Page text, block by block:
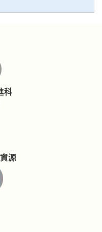
科
源